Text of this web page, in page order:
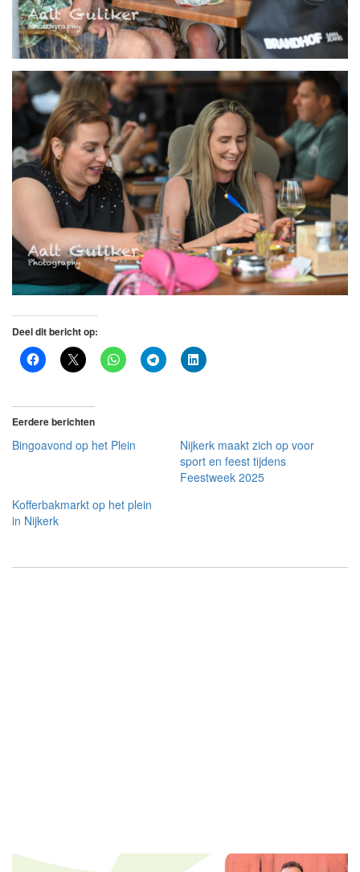
Deel dit bericht op:
Eerdere berichten
Bingoavond op het Plein
Nijkerk maakt zich op voor
sport en feest tijdens
Feestweek 2025
Kofferbakmarkt op het plein
in Nijkerk